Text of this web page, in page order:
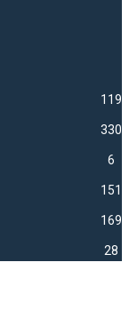
1192
330
6
1517
28